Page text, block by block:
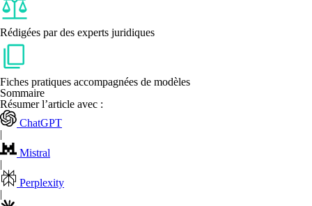
Rédigées par des experts juridiques
Fiches pratiques accompagnées de modèles
Sommaire
Résumer l’article avec :
ChatGPT
|
Mistral
|
Perplexity
|